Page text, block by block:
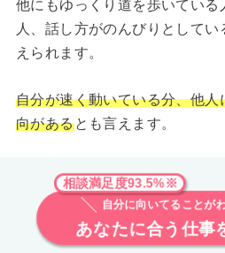
他にもゆっくり道を歩いている
人、話し方がのんびりとして
えられます。
自分が速く動いている分、他
向があるとも言えます。
相談満足度93.5%※
自分に向いてることが
あなたに合う仕事